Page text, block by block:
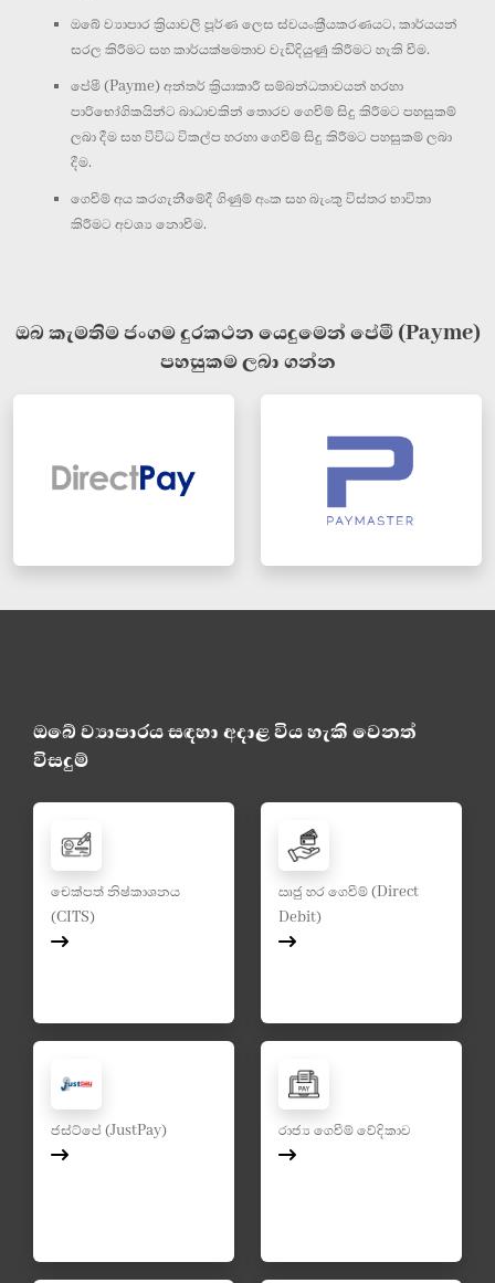
ඔබේ ව්‍යාපාර ක්‍රියාවලි පූර්ණ ලෙස ස්වයංක්‍රීයකරණයට, කාර්යයන්
සරල කිරීමට සහ කාර්යක්ෂමතාව වැඩිදියුණු කිරීමට හැකි වීම.
පේමී (Payme) අන්තර් ක්‍රියාකාරී සම්බන්ධතාවයන් හරහා
පාරිභෝගිකයින්ට බාධාවකින් තොරව ගෙවීම් සිදු කිරීමට පහසුකම්
ලබා දීම සහ විවිධ විකල්ප හරහා ගෙවීම් සිදු කිරීමට පහසුකම් ලබා
දීම.
ගෙවීම් අය කරගැනීමේදී ගිණුම් අංක සහ බැංකු විස්තර භාවිතා
කිරීමට අවශ්‍ය නොවීම.
ඔබ කැමතිම ජංගම දුරකථන යෙදුමෙන් පේමී (Payme)
පහසුකම ලබා ගන්න
ඔබේ ව්‍යාපාරය සඳහා අදාළ විය හැකි වෙනත්
විසදුම්
චෙක්පත් නිෂ්කාශනය
(CITS)
ඍජු හර ගෙවීම් (Direct
Debit)
ජස්ට්පේ (JustPay) රාජ්‍ය ගෙවීම් වේදිකාව